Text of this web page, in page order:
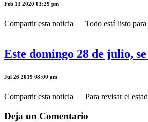
Feb 13 2020 03:29 pm
Compartir esta noticia Todo está listo para
Este domingo 28 de julio,
Jul 26 2019 08:00 am
Compartir esta noticia Para revisar el
Deja un Comentario